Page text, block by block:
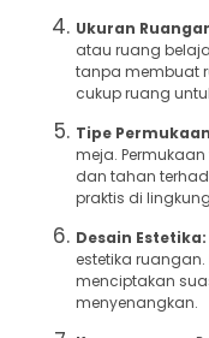
Ukuran
atau ruang
tanpa membuat
cukup ruang
Tipe
meja.
dan tahan
praktis di
Desain Estetika:
estetika
menciptakan
menyenangkan.